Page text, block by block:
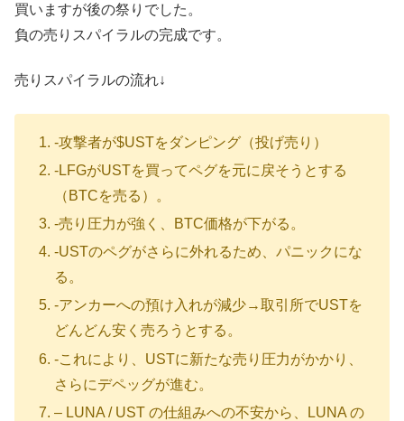
買いますが後の祭りでした。
負の売りスパイラルの完成です。
売りスパイラルの流れ↓
-攻撃者が$USTをダンピング（投げ売り）
-LFGがUSTを買ってペグを元に戻そうとする
（BTCを売る）。
-売り圧力が強く、BTC価格が下がる。
-USTのペグがさらに外れるため、パニックにな
る。
-アンカーへの預け入れが減少→取引所でUSTを
どんどん安く売ろうとする。
-これにより、USTに新たな売り圧力がかかり、
さらにデペッグが進む。
– LUNA / UST の仕組みへの不安から、LUNA の